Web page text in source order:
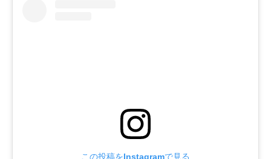
この投稿をInstagramで見る